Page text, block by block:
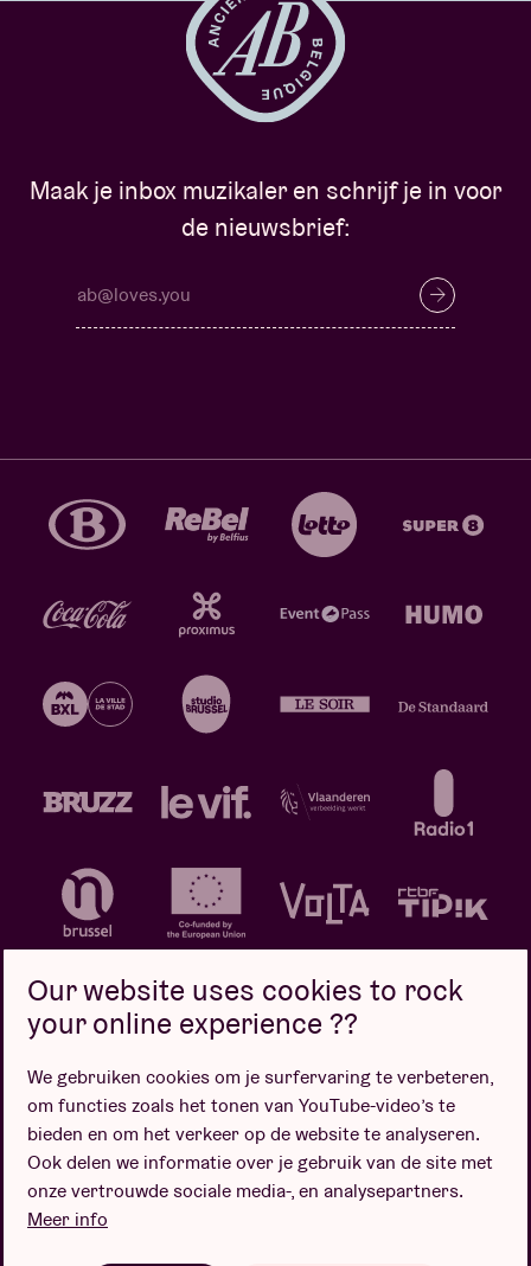
Maak je inbox muzikaler en schrijf je in voor
de nieuwsbrief:
Privacybeleid Cookiebeleid
Verkoopsvoorwaarden
Design door
Our website uses cookies to rock
your online experience ??
We gebruiken cookies om je surfervaring te verbeteren,
om functies zoals het tonen van YouTube-video’s te
bieden en om het verkeer op de website te analyseren.
Ook delen we informatie over je gebruik van de site met
onze vertrouwde sociale media-, en analysepartners.
Meer info